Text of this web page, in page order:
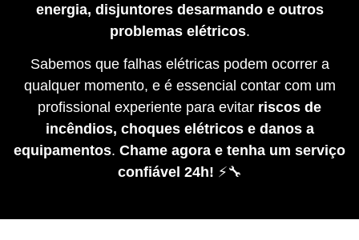
energia, disjuntores desarmando e outros
problemas elétricos.
Sabemos que falhas elétricas podem ocorrer a
qualquer momento, e é essencial contar com um
profissional experiente para evitar riscos de
incêndios, choques elétricos e danos a
equipamentos. Chame agora e tenha um serviço
confiável 24h! ⚡🔧